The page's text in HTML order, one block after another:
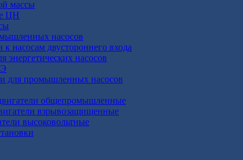
массы
ЦН
насосов
к насосам двустороннего входа
энергетических насосов
для промышленных насосов
общепромышленные
взрывозащищенные
высоковольтные